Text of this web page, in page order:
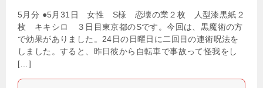
5月分 ●5月31日 女性 S様 恋壊の業２枚 人型漆黒紙２
枚 キキシロ ３日目東京都のSです。今回は、黒魔術の方
で効果がありました。24日の日曜日に二回目の連術呪法を
しました。すると、昨日彼から自転車で事故って怪我をし
[…]